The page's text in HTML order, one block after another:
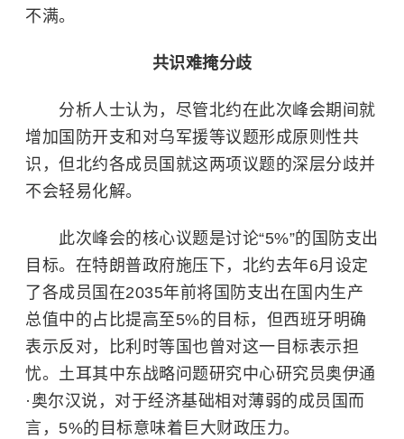
不满。
共识难掩分歧
分析人士认为，尽管北约在此次峰会期间就
增加国防开支和对乌军援等议题形成原则性共
识，但北约各成员国就这两项议题的深层分歧并
不会轻易化解。
此次峰会的核心议题是讨论“5%”的国防支出
目标。在特朗普政府施压下，北约去年6月设定
了各成员国在2035年前将国防支出在国内生产
总值中的占比提高至5%的目标，但西班牙明确
表示反对，
比利时等国也曾对这一目标表示担
忧。土耳其中东战略问题研究中心研究员奥伊通
·奥尔汉说，对于经济基础相对薄弱的成员国而
言，5%的目标意味着巨大财政压力。